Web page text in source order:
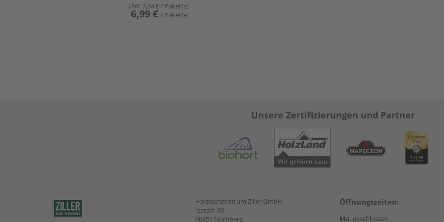
UVP 7,34 €/ Paket(e)
6,99 € / Paket(e)
Unsere Zertifizierungen und Partner
Holzfachzentrum Ziller GmbH
Isarstr. 30
90451 Nürnberg
Öffnungszeiten:
Mo. geschlossen